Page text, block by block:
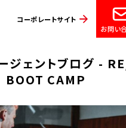
コーポレートサイト
お問い
ジェントブログ -
BOOT CAMP